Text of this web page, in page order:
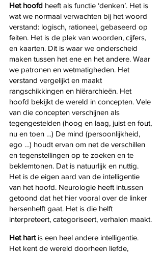
Het hoofd heeft als functie ‘denken’. Het is
wat we normaal verwachten bij het woord
verstand: logisch, rationeel, gebaseerd op
feiten. Het is de plek van woorden, cijfers,
en kaarten. Dit is waar we onderscheid
maken tussen het ene en het andere. Waar
we patronen en wetmatigheden. Het
verstand vergelijkt en maakt
rangschikkingen en hiërarchieën. Het
hoofd bekijkt de wereld in concepten. Vele
van die concepten verschijnen als
tegengestelden (hoog en laag, juist en fout,
nu en toen …) De mind (persoonlijkheid,
ego …) houdt ervan om net de verschillen
en tegenstellingen op te zoeken en te
beklemtonen. Dat is natuurlijk en nuttig.
Het is de eigen aard van de intelligentie
van het hoofd. Neurologie heeft intussen
getoond dat het hier vooral over de linker
hersenhelft gaat. Het is die helft
interpreteert, categoriseert, verhalen maakt.
Het hart is een heel andere intelligentie.
Het kent de wereld doorheen liefde,